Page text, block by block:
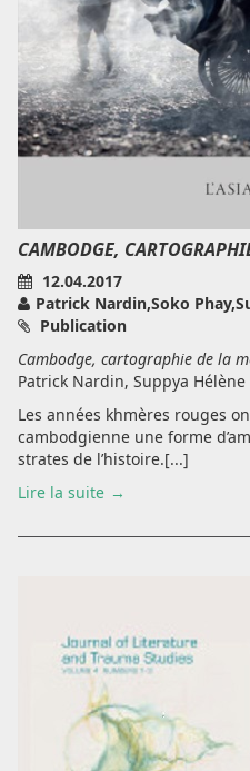
CAMBODGE,
12.04.2017
Patrick Nardin,Soko
Publication
Cambodge, cartographie de la
Patrick Nardin, Suppya Hélène
Les années khmères rouges
cambodgienne une forme
strates de l’histoire.[...]
Lire la suite